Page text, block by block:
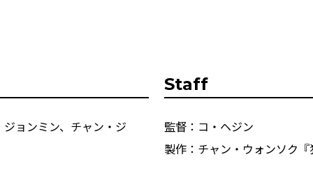
ョンミン、チャン・ジ
Staff
監督：コ・ヘジン
製作：チャン・ウォンソク『